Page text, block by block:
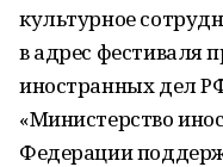
культурное
в адрес фестиваля
иностранных дел
«Министерство
Федерации